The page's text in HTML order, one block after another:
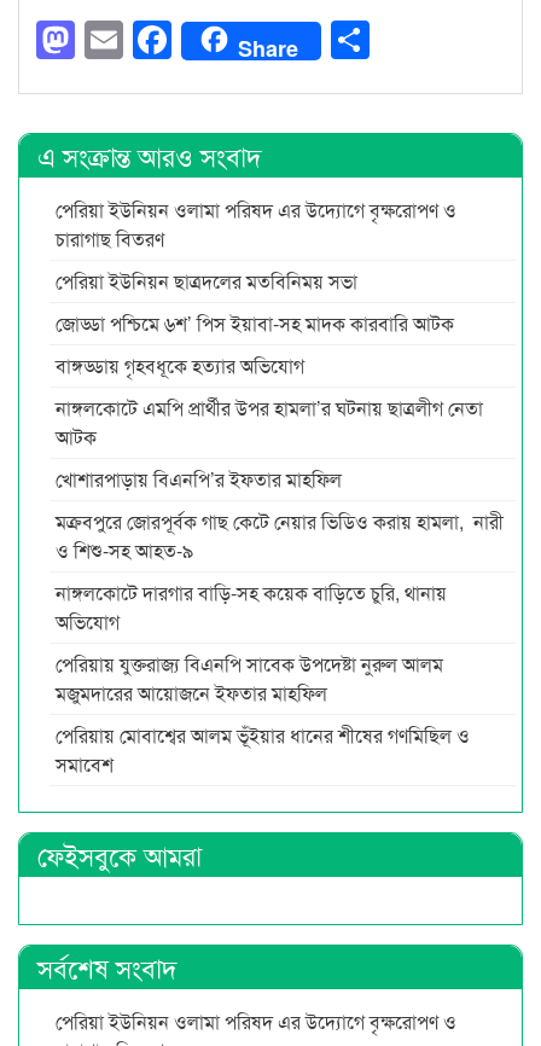
Mastodon
EmailFacebook
Share
এ সংক্রান্ত আরও সংবাদ
পেরিয়া ইউনিয়ন ওলামা পরিষদ এর উদ্যোগে বৃক্ষরোপণ ও
চারাগাছ বিতরণ
পেরিয়া ইউনিয়ন ছাত্রদলের মতবিনিময় সভা
জোড্ডা পশ্চিমে ৬শ’ পিস ইয়াবা-সহ মাদক কারবারি আটক
বাঙ্গড্ডায় গৃহবধূকে হত্যার অভিযোগ
নাঙ্গলকোটে এমপি প্রার্থীর উপর হামলা’র ঘটনায় ছাত্রলীগ নেতা
আটক
খোশারপাড়ায় বিএনপি’র ইফতার মাহফিল
মক্রবপুরে জোরপূর্বক গাছ কেটে নেয়ার ভিডিও করায় হামলা, নারী
ও শিশু-সহ আহত-৯
নাঙ্গলকোটে দারগার বাড়ি-সহ কয়েক বাড়িতে চুরি, থানায়
অভিযোগ
পেরিয়ায় যুক্তরাজ্য বিএনপি সাবেক উপদেষ্টা নুরুল আলম
মজুমদারের আয়োজনে ইফতার মাহফিল
পেরিয়ায় মোবাশ্বের আলম ভূঁইয়ার ধানের শীষের গণমিছিল ও
সমাবেশ
ফেইসবুকে আমরা
সর্বশেষ সংবাদ
পেরিয়া ইউনিয়ন ওলামা পরিষদ এর উদ্যোগে বৃক্ষরোপণ ও